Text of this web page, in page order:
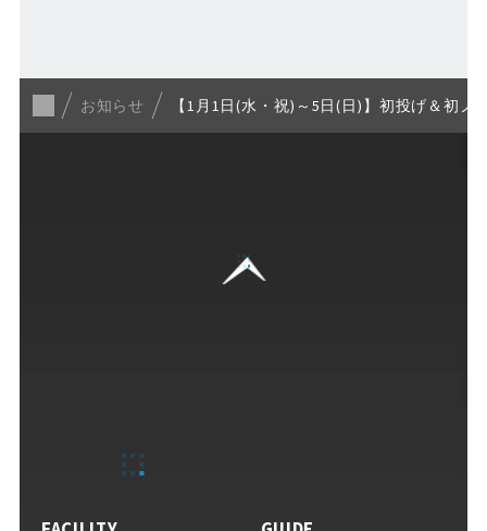
各種サービス
お知らせ 【1月1日(水・祝)～5日(日)】初投げ＆初ノ